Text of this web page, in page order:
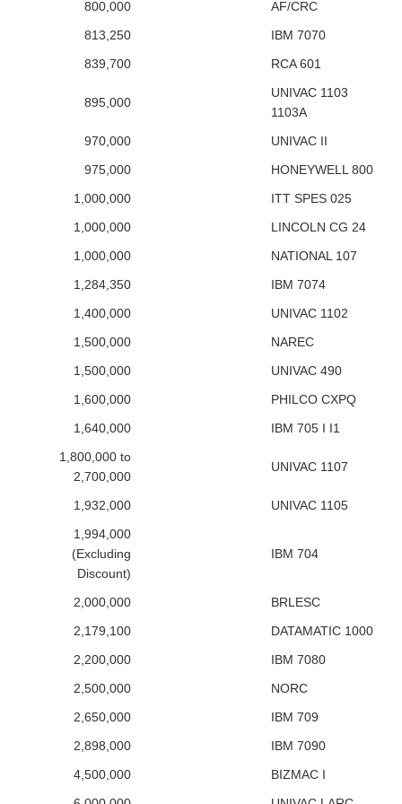
800,000
AF/CRC
813,250
IBM 7070
839,700
RCA 601
895,000
UNIVAC 1103
1103A
970,000
UNIVAC II
975,000
HONEYWELL 800
1,000,000
ITT SPES 025
1,000,000
LINCOLN CG 24
1,000,000
NATIONAL 107
1,284,350
IBM 7074
1,400,000
UNIVAC 1102
1,500,000
NAREC
1,500,000
UNIVAC 490
1,600,000
PHILCO CXPQ
1,640,000
IBM 705 I I1
1,800,000 to
2,700,000
UNIVAC 1107
1,932,000
UNIVAC 1105
1,994,000
(Excluding
Discount)
IBM 704
2,000,000
BRLESC
2,179,100
DATAMATIC 1000
2,200,000
IBM 7080
2,500,000
NORC
2,650,000
IBM 709
2,898,000
IBM 7090
4,500,000
BIZMAC I